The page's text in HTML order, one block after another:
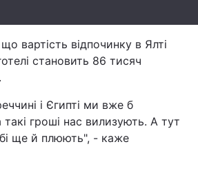
вартість відпочинку в Ялті
становить 86 тисяч
і Єгипті ми вже б
гроші нас вилизують. А тут
ще й плюють", - каже